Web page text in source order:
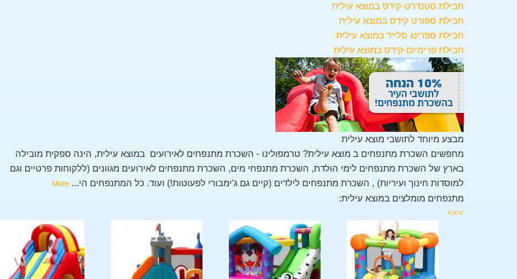
חבילת סטנדרט-קידס במוצא עילית
חבילת ספורט קידס במוצא עילית
חבילת ספרינג סלייד במוצא עילית
חבילת פרימיום-קידס במוצא עילית
מבצע מיוחד לתושבי מוצא עילית
מחפשים השכרת מתנפחים ב מוצא עילית? טרמפולינו - השכרת מתנפחים לאירועים במוצא עילית, הינה ספקית מובילה
בארץ של השכרת מתנפחים לימי הולדת, השכרת מתנפחי מים, השכרת מתנפחים לאירועים מגוונים (ללקוחות פרטיים וגם
למוסדות חינוך ועיריות) , השכרת מתנפחים לילדים (קיים גם ג'ימבורי לפעוטות!) ועוד. כל המתנפחים הי...
More
מתנפחים מומלצים במוצא עילית:
>>>